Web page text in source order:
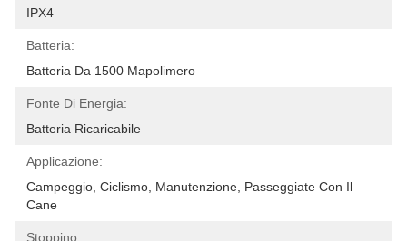
IPX4
Batteria:
Batteria Da 1500 Mapolimero
Fonte Di Energia:
Batteria Ricaricabile
Applicazione:
Campeggio, Ciclismo, Manutenzione, Passeggiate Con Il
Cane
Stoppino: